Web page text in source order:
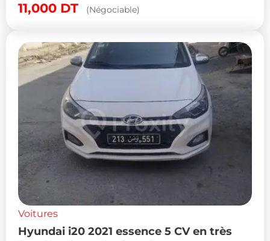
11,000 DT (Négociable)
Voitures
Hyundai i20 2021 essence 5 CV en très